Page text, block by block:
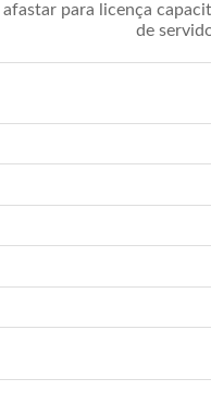
para licença
de